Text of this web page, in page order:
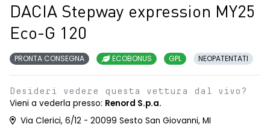
DACIA Stepway expression MY25
Eco-G 120
PRONTA CONSEGNA ECOBONUS GPL NEOPATENTATI
Desideri vedere questa vettura dal vivo?
Vieni a vederla presso: Renord S.p.a.
Via Clerici, 6/12 - 20099 Sesto San Giovanni, MI